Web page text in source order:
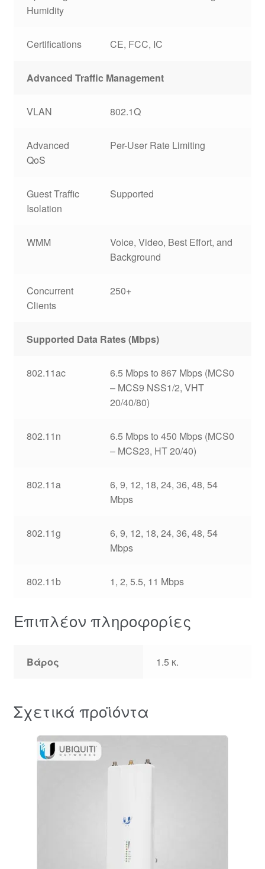
Humidity
Certifications CE, FCC, IC
Advanced Traffic Management
VLAN 802.1Q
Advanced
QoS
Per-User Rate Limiting
Guest Traffic
Isolation
Supported
WMM
Voice, Video, Best Effort, and
Background
Concurrent
Clients
250+
Supported Data Rates (Mbps)
802.11ac
6.5 Mbps to 867 Mbps (MCS0
– MCS9 NSS1/2, VHT
20/40/80)
802.11n
6.5 Mbps to 450 Mbps (MCS0
– MCS23, HT 20/40)
802.11a
6, 9, 12, 18, 24, 36, 48, 54
Mbps
802.11g
6, 9, 12, 18, 24, 36, 48, 54
Mbps
802.11b 1, 2, 5.5, 11 Mbps
Επιπλέον πληροφορίες
Βάρος 1.5 κ.
Σχετικά προϊόντα